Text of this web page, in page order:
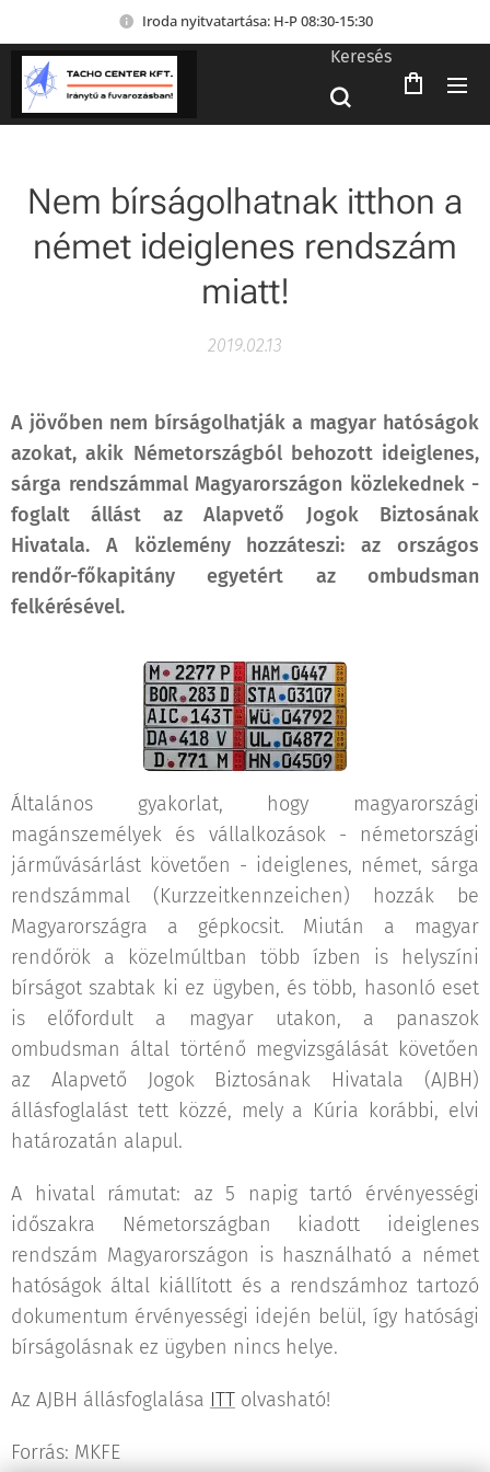
Iroda nyitvatartása: H-P 08:30-15:30
Keresés
Nem bírságolhatnak itthon a
német ideiglenes rendszám
miatt!
2019.02.13
A jövőben nem bírságolhatják a magyar hatóságok
azokat, akik Németországból behozott ideiglenes,
sárga rendszámmal Magyarországon közlekednek -
foglalt állást az Alapvető Jogok Biztosának
Hivatala. A közlemény hozzáteszi: az országos
rendőr-főkapitány egyetért az ombudsman
felkérésével.
Általános gyakorlat, hogy magyarországi
magánszemélyek és vállalkozások - németországi
járművásárlást követően - ideiglenes, német, sárga
rendszámmal (Kurzzeitkennzeichen) hozzák be
Magyarországra a gépkocsit. Miután a magyar
rendőrök a közelmúltban több ízben is helyszíni
bírságot szabtak ki ez ügyben, és több, hasonló eset
is előfordult a magyar utakon, a panaszok
ombudsman által történő megvizsgálását követően
az Alapvető Jogok Biztosának Hivatala (AJBH)
állásfoglalást tett közzé, mely a Kúria korábbi, elvi
határozatán alapul.
A hivatal rámutat: az 5 napig tartó érvényességi
időszakra Németországban kiadott ideiglenes
rendszám Magyarországon is használható a német
hatóságok által kiállított és a rendszámhoz tartozó
dokumentum érvényességi idején belül, így hatósági
bírságolásnak ez ügyben nincs helye.
Az AJBH állásfoglalása ITT olvasható!
Forrás: MKFE